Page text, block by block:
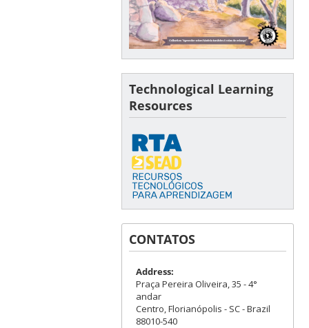
Technological Learning
Resources
CONTATOS
Address:
Praça Pereira Oliveira, 35 - 4°
andar
Centro, Florianópolis - SC - Brazil
88010-540